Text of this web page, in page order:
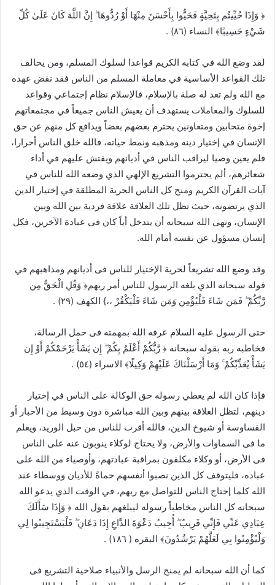
﴿ وَإِذَا حُيِّيتُم بِتَحِيَّةٍ فَحَيُّوا بِأَحْسَنَ مِنْهَا أَوْ رُدُّوهَا ۗ إِنَّ اللَّهَ كَانَ عَلَىٰ كُلِّ
شَيْءٍ حَسِيبًا﴾ النساء (٨٦) .
لقد وضع الله في كتابه الكريم قواعدا لسلوك المسلم، ومن يخالف
تلك القواعد الأساسية في معاملة المسلم من الناس فقد نقض عهده
مع الله ولم تعد له صلة بالإسلام، فالإسلام نظام إجتماعي وقواعد
للسلوك والمعاملات يستهدف أن يعيش الناس جميعاً في مجتمعاتهم
إخوة متحابين ومتعاونين يحترم بعضهم بعضاً ويدافع كل منهم عن حق
الإنسان في إختيار دينه ومذهبه ونمط حياته، فالله خلق الناس أحرارا،
فلم يعين وصيا ليراقب الناس في أديانهم ويفتش عليهم في أداء
شعائرهم، ألم يحترموا التشريع الإلهي الذي وضعه الله للناس في
آيات القرآن الكريم ومنح كل الناس الحرية المطلقة في إختيار الدين
الذي يرتضونه، حيث تظل تلك العلاقة علاقة فردية بين الله وبين
الإنسان، ونهى الله سبحانه أن يتدخل أياً كان فى عبادة الآخرين، فكل
إنسان مسؤول عن نفسه أمام الله.
وقد وضع الله تشريعاً لحرية الإختيار للناس فى أديانهم ومذاهبهم في
قوله سبحانه الذي بلغه الرسول للناس أمر ربهم﴿ وَقُلِ الْحَقُّ مِن
رَّبِّكُمْ ۖ فَمَن شَاءَ فَلْيُؤْمِن وَمَن شَاءَ فَلْيَكْفُرْ ،،} الكهف (٢٩) .
حتى الرسول عليه السلام عرفه الله بمهمته فى حمل الرسالة،
فخاطبه ربه بقوله سبحانه ﴿ رَّبُّكُمْ أَعْلَمُ بِكُمْ ۖ إِن يَشَأْ يَرْحَمْكُمْ أَوْ إِن
يَشَأْ يُعَذِّبْكُمْ ۚ وَمَا أَرْسَلْنَاكَ عَلَيْهِمْ وَكِيلًا﴾ الاسراء (٥٤) .
فإذا كان الله لم يعطي رسوله حق الوكالة على الناس في إختيار
دينهم، لتظل العلاقة بينهم وبين الله مباشرة دون وسيط من الأحبار أو
القساوسة أو شيوخ الدين، فالله أقرب للناس من حبل الوريد، ويعلم
ما فى السماوات والأرض، ولا يحتاج لوكلاء ينوبون عنه على الناس
فى الأرض، أو وكلاء مكلفون بمراقبة عبادتهم، وأوصياء من الله على
عباده، فليتوقف كل الذين نصبوا أنفسهم حماةً للأديان ووسطاء عند
الله كلما إحتاج الناس للتواصل مع ربهم، في الوقت الذي يدعو الله
سبحانه كل الناس مخاطباً رسوله ليبلغهم بقول الله ﴿ وَإِذَا سَأَلَكَ
عِبَادِي عَنِّي فَإِنِّي قَرِيبٌ ۖ أُجِيبُ دَعْوَةَ الدَّاعِ إِذَا دَعَانِ ۖ فَلْيَسْتَجِيبُوا لِي
وَلْيُؤْمِنُوا بِي لَعَلَّهُمْ يَرْشُدُونَ﴾ البقره ( ١٨٦) .
كما أن الله سبحانه لم يمنح الرسل والأنبياء صلاحية التشريع فى